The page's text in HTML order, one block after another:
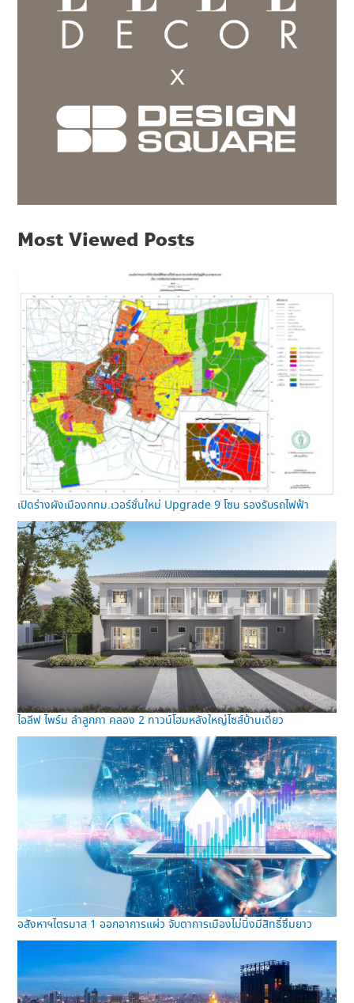
Most Viewed Posts
เปิดร่างผังเมืองกทม.เวอร์ชั่นใหม่ Upgrade 9 โซน รองรับรถไฟฟ้า
ไอลีฟ ไพร์ม ลำลูกกา คลอง 2 ทาวน์โฮมหลังใหญ่ไซส์บ้านเดี่ยว
อสังหาฯไตรมาส 1 ออกอาการแผ่ว จับตาการเมืองไม่นิ่งมีสิทธิ์ซึมยาว